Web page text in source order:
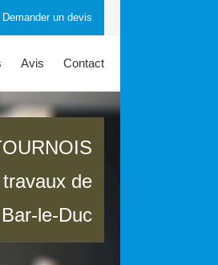
Demander un devis
Avis Contact
de
le-Duc